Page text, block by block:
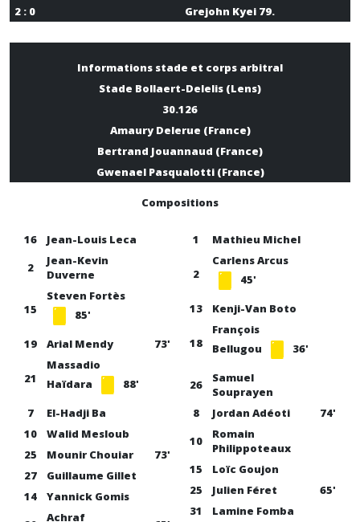
2 : 0
Grejohn Kyei 79.
Informations stade et corps arbitral
Stade Bollaert-Delelis (Lens)
30.126
Amaury Delerue (France)
Bertrand Jouannaud (France)
Gwenael Pasqualotti (France)
Compositions
16
Jean-Louis Leca
2
Jean-Kevin
Duverne
15
Steven Fortès
85'
19
Arial Mendy 73'
21
Massadio
Haïdara
88'
7
El-Hadji Ba
10
Walid Mesloub
25
Mounir Chouiar
73'
27
Guillaume Gillet
14
Yannick Gomis
Achraf
1 Mathieu Michel
2
Carlens Arcus
45'
13
Kenji-Van Boto
18
François
Bellugou
36'
26
Samuel
Souprayen
8
Jordan Adéoti
74'
10
Romain
Philippoteaux
15
Loïc Goujon
25
Julien Féret
65'
31
Lamine Fomba